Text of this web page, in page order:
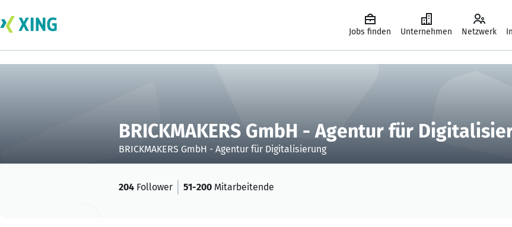
Jobs finden Unternehmen Netzwerk
BRICKMAKERS GmbH - Agentur für
BRICKMAKERS GmbH - Agentur für Digitalisierung
204 Follower 51-200 Mitarbeitende